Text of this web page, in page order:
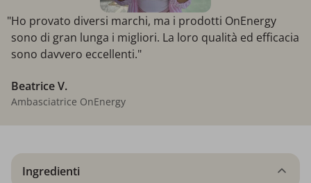
"Ho provato diversi marchi, ma i prodotti OnEnergy
sono di gran lunga i migliori. La loro qualità ed efficacia
sono davvero eccellenti."
Beatrice V.
Ambasciatrice OnEnergy
Ingredienti